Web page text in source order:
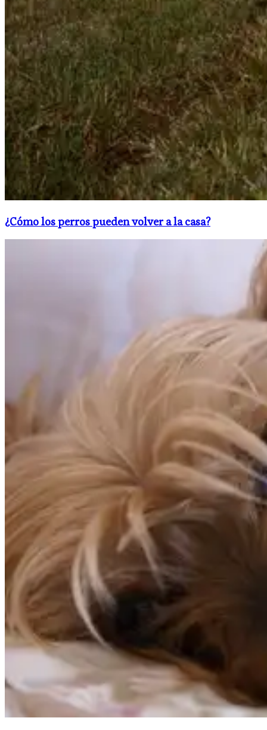
¿Cómo los perros pueden volver a la casa?